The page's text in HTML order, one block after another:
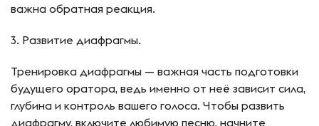
важна обратная реакция.
3. Развитие диафрагмы.
Тренировка диафрагмы — важная часть подготовки
будущего оратора, ведь именно от неё зависит сила,
глубина и контроль вашего голоса. Чтобы развить
диафрагму, включите любимую песню, начните